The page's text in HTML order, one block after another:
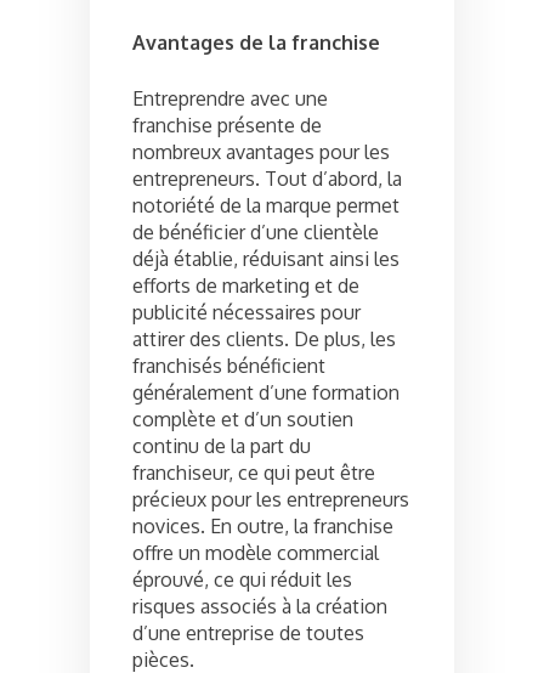
Avantages de la franchise
Entreprendre avec une
franchise présente de
nombreux avantages pour les
entrepreneurs. Tout d’abord, la
notoriété de la marque permet
de bénéficier d’une clientèle
déjà établie, réduisant ainsi les
efforts de marketing et de
publicité nécessaires pour
attirer des clients. De plus, les
franchisés bénéficient
généralement d’une formation
complète et d’un soutien
continu de la part du
franchiseur, ce qui peut être
précieux pour les entrepreneurs
novices. En outre, la franchise
offre un modèle commercial
éprouvé, ce qui réduit les
risques associés à la création
d’une entreprise de toutes
pièces.